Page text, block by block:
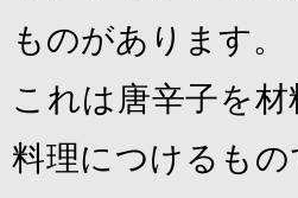
ものがあります。
これは唐辛子を
料理につけるも